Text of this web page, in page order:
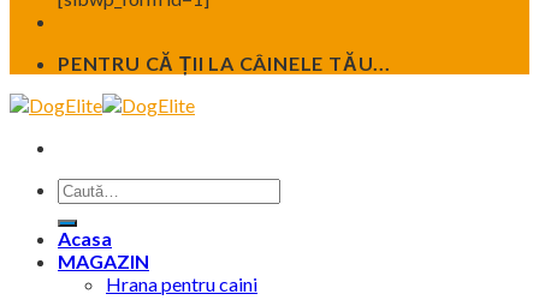
PENTRU CĂ ȚII LA CÂINELE TĂU...
Caută
după:
Acasa
MAGAZIN
Hrana pentru caini